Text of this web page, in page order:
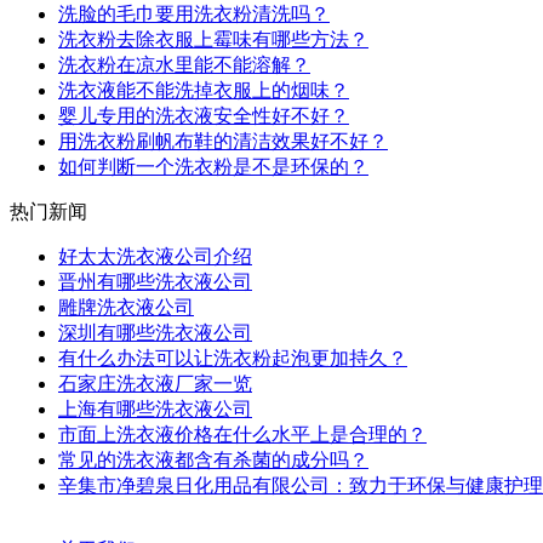
洗脸的毛巾要用洗衣粉清洗吗？
洗衣粉去除衣服上霉味有哪些方法？
洗衣粉在凉水里能不能溶解？
洗衣液能不能洗掉衣服上的烟味？
婴儿专用的洗衣液安全性好不好？
用洗衣粉刷帆布鞋的清洁效果好不好？
如何判断一个洗衣粉是不是环保的？
热门新闻
好太太洗衣液公司介绍
晋州有哪些洗衣液公司
雕牌洗衣液公司
深圳有哪些洗衣液公司
有什么办法可以让洗衣粉起泡更加持久？
石家庄洗衣液厂家一览
上海有哪些洗衣液公司
市面上洗衣液价格在什么水平上是合理的？
常见的洗衣液都含有杀菌的成分吗？
辛集市净碧泉日化用品有限公司：致力于环保与健康护